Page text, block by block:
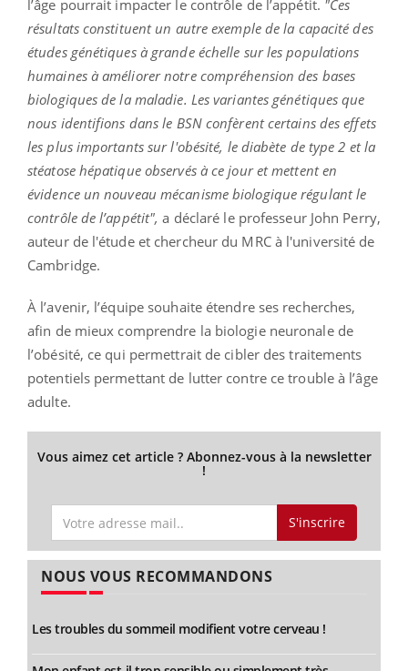
l’âge pourrait impacter le contrôle de l’appétit. "Ces
résultats constituent un autre exemple de la capacité des
études génétiques à grande échelle sur les populations
humaines à améliorer notre compréhension des bases
biologiques de la maladie. Les variantes génétiques que
nous identifions dans le BSN confèrent certains des effets
les plus importants sur l'obésité, le diabète de type 2 et la
stéatose hépatique observés à ce jour et mettent en
évidence un nouveau mécanisme biologique régulant le
contrôle de l’appétit",a déclaré le professeur John Perry,
auteur de l'étude et chercheur du MRC à l'université de
Cambridge.
À l’avenir, l’équipe souhaite étendre ses recherches,
afin de mieux comprendre la biologie neuronale de
l’obésité, ce qui permettrait de cibler des traitements
potentiels permettant de lutter contre ce trouble à l’âge
adulte.
Vous aimez cet article ? Abonnez-vous à la newsletter
!
S'inscrire
NOUS VOUS RECOMMANDONS
Les troubles du sommeil modifient votre cerveau !